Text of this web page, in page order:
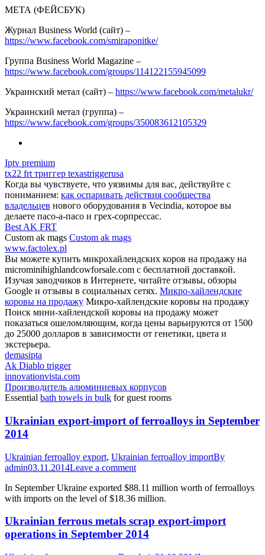
МЕТА (ФЕЙСБУК)
Журнал Business World (сайт) –
https://www.facebook.com/smiraponitke/
Группа Business World Magazine –
https://www.facebook.com/groups/114122155945099
Украинский метал (сайт) – https://www.facebook.com/metalukr/
Украинский метал (группа) –
https://www.facebook.com/groups/350083612105329
Iptv premium
tx22 frt триггер texastriggerusa
Когда вы чувствуете, что уязвимы для вас, действуйте с
пониманием: как оспаривать действия сообщества
владельцев нового оборудования в Vecindia, которое вы
делаете пасо-а-пасо и грех-сорпрессас.
Best AK FRT
Custom ak mags Custom ak mags
www.factolex.pl
Вы можете купить микрохайлендских коров на продажу на
microminihighlandcowforsale.com с бесплатной доставкой.
Изучая заводчиков в Интернете, читайте отзывы, обзоры
Google и отзывы в социальных сетях. Микро-хайлендские
коровы на продажу Микро-хайлендские коровы на продажу
Поиск мини-хайлендской коровы на продажу может
показаться ошеломляющим, когда цены варьируются от 1500
до 25000 долларов в зависимости от генетики, цвета и
экстерьера.
demasipta
Ak Diablo trigger
innovationvista.com
Производитель алюминиевых корпусов
Essential bath towels in bulk for guest rooms
Ukrainian export-import of ferroalloys in September
2014
Ukrainian ferroalloy export, Ukrainian ferroalloy importBy
admin03.11.2014Leave a comment
In September Ukraine exported $88.11 million worth of ferroalloys
with imports on the level of $18.36 million.
Ukrainian ferrous metals scrap export-import
operations in September 2014